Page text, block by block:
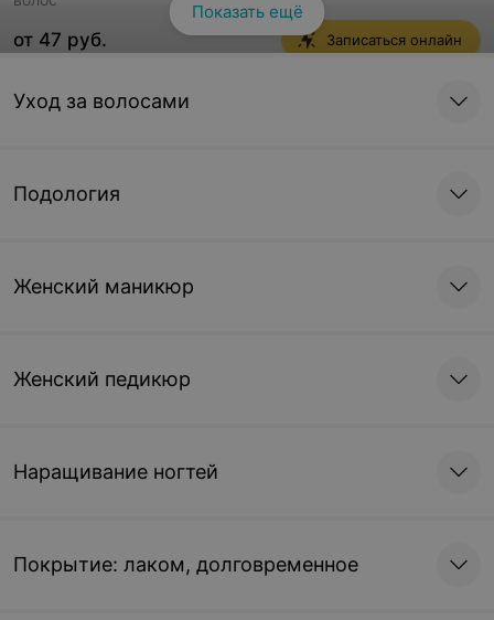
от 47 руб. Записаться онлайн
Укладка «локоны» либо «полишинг»
Показать ещё
Уход за волосами
Подология
Женский маникюр
Женский педикюр
Наращивание ногтей
Покрытие: лаком, долговременное